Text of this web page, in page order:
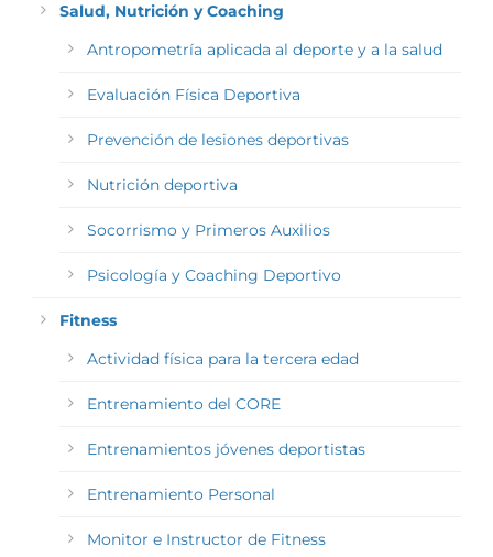
Salud, Nutrición y Coaching
Antropometría aplicada al deporte y a la salud
Evaluación Física Deportiva
Prevención de lesiones deportivas
Nutrición deportiva
Socorrismo y Primeros Auxilios
Psicología y Coaching Deportivo
Fitness
Actividad física para la tercera edad
Entrenamiento del CORE
Entrenamientos jóvenes deportistas
Entrenamiento Personal
Monitor e Instructor de Fitness